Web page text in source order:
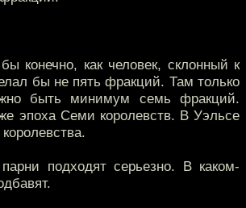
конечно, как человек, склонный к
бы не пять фракций. Там только
быть минимум семь фракций.
эпоха Семи королевств. В Уэльсе
подходят серьезно. В каком-